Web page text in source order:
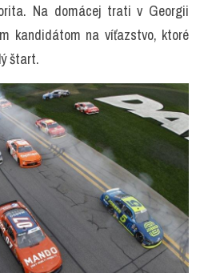
Na domácej trati v Georgii
kandidátom na víťazstvo, ktoré
štart.